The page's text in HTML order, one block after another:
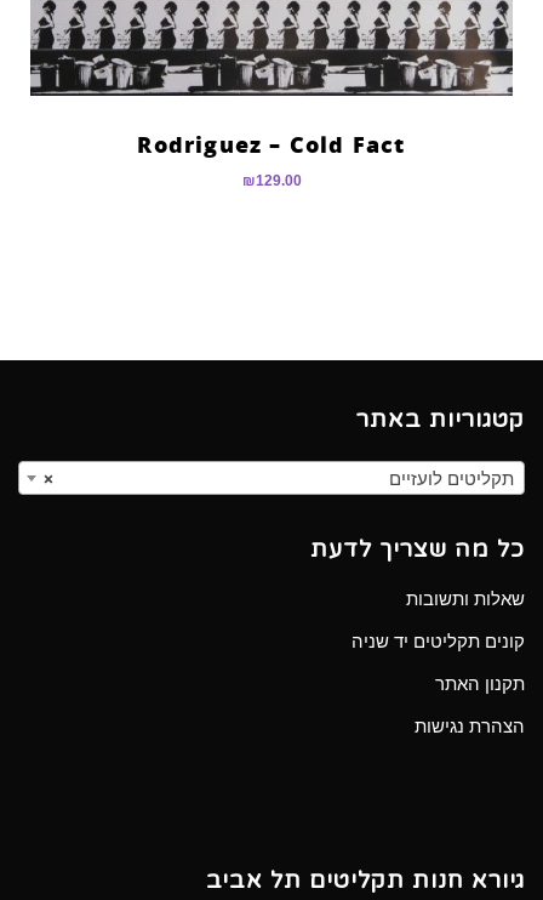
Rodriguez – Cold Fact
₪129.00
קטגוריות באתר
× תקליטים לועזיים
כל מה שצריך לדעת
שאלות ותשובות
קונים תקליטים יד שניה
תקנון האתר
הצהרת נגישות
גיורא חנות תקליטים תל אביב